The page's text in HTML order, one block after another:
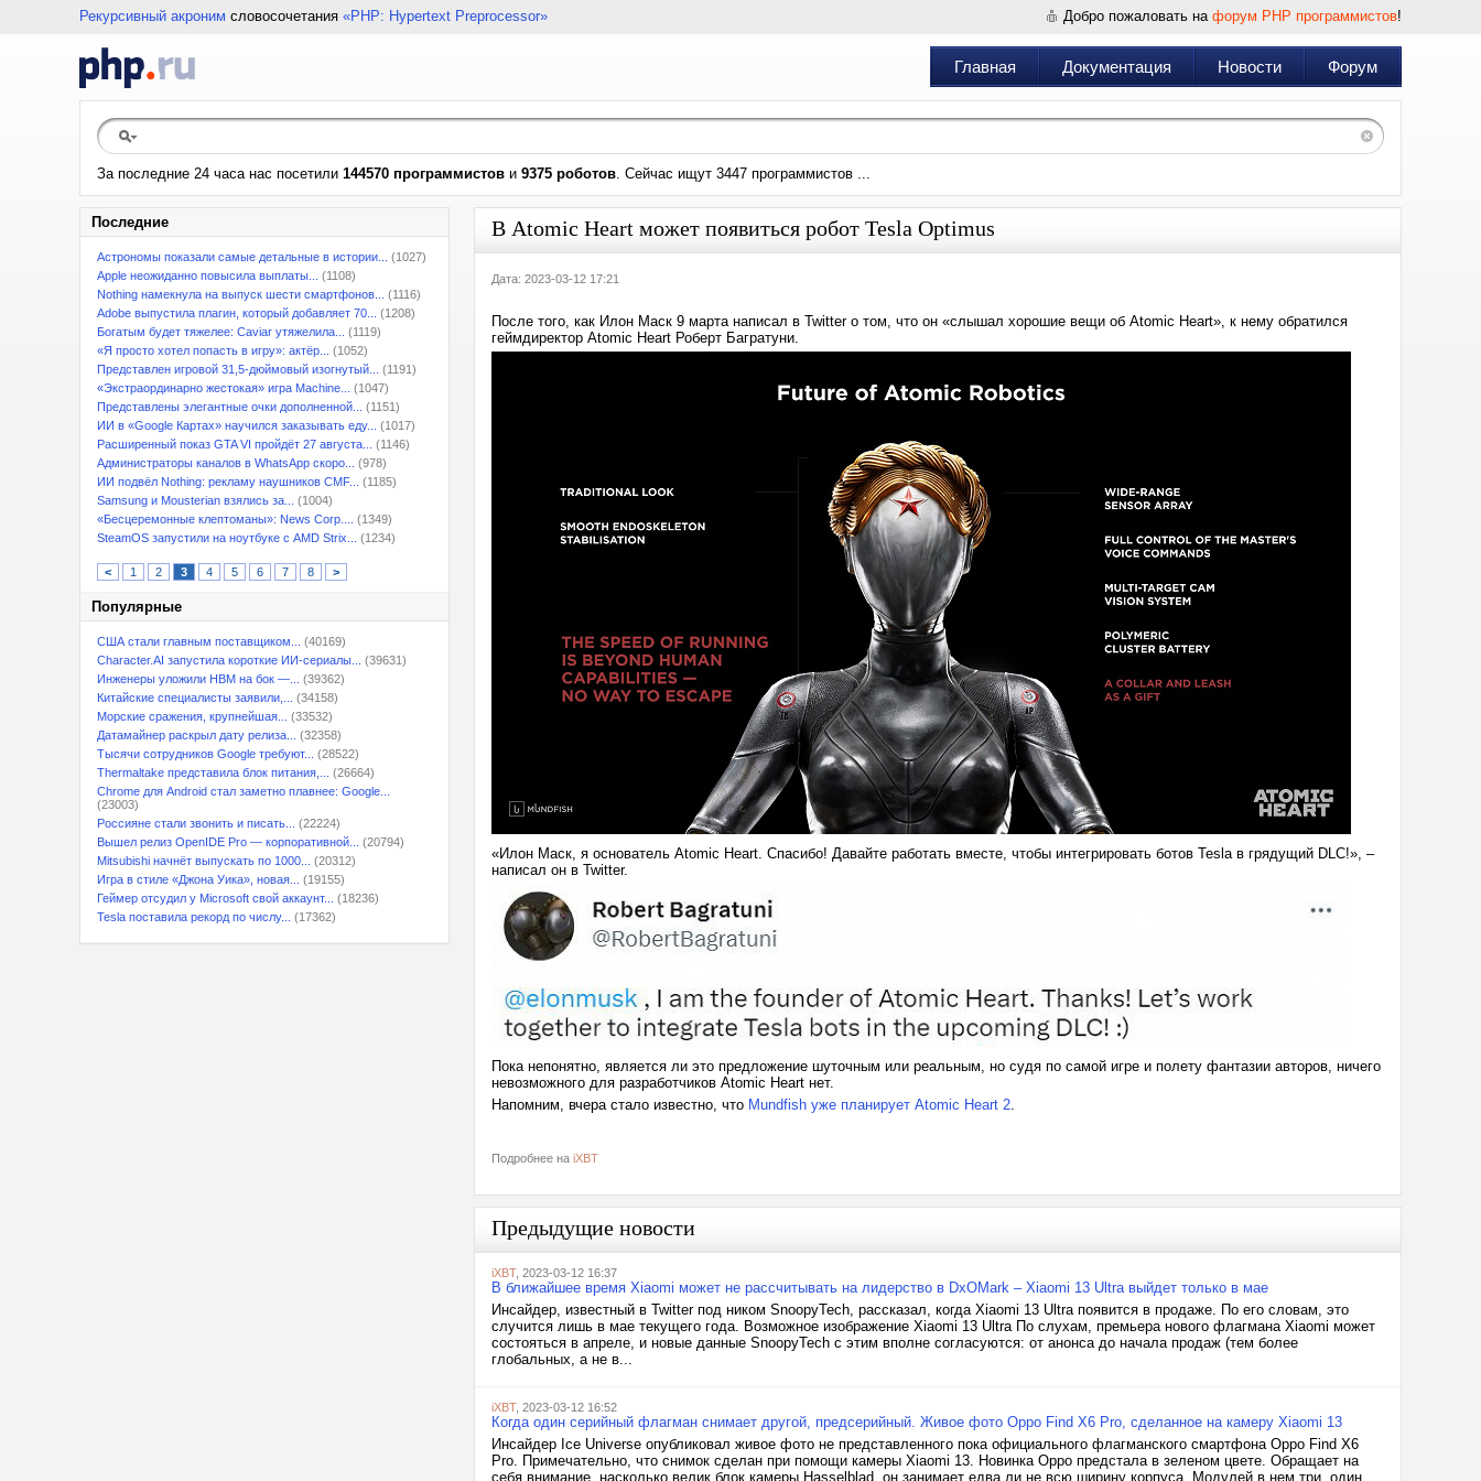
Рекурсивный акроним словосочетания «PHP: Hypertext Preprocessor» Добро пожаловать на форум PHP программистов!
Главная Документация Новости Форум
За последние 24 часа нас посетили 144570 программистов и 9375 роботов. Сейчас ищут 3447 программистов ...
Последние
Астрономы показали самые детальные в истории...
(1027)
Apple неожиданно повысила выплаты...
(1108)
Nothing намекнула на выпуск шести смартфонов...
(1116)
Adobe выпустила плагин, который добавляет 70...
(1208)
Богатым будет тяжелее: Caviar утяжелила...
(1119)
«Я просто хотел попасть в игру»: актёр...
(1052)
Представлен игровой 31,5-дюймовый изогнутый...
(1191)
«Экстраординарно жестокая» игра Machine...
(1047)
Представлены элегантные очки дополненной...
(1151)
ИИ в «Google Картах» научился заказывать еду...
(1017)
Расширенный показ GTA VI пройдёт 27 августа...
(1146)
Администраторы каналов в WhatsApp скоро...
(978)
ИИ подвёл Nothing: рекламу наушников CMF...
(1185)
Samsung и Mousterian взялись за...
(1004)
«Бесцеремонные клептоманы»: News Corp....
(1349)
SteamOS запустили на ноутбуке с AMD Strix...
(1234)
< 1 2 3 4 5 6 7 8 >
Популярные
США стали главным поставщиком...
(40169)
Character.AI запустила короткие ИИ-сериалы...
(39631)
Инженеры уложили HBM на бок —...
(39362)
Китайские специалисты заявили,...
(34158)
Морские сражения, крупнейшая...
(33532)
Датамайнер раскрыл дату релиза...
(32358)
Тысячи сотрудников Google требуют...
(28522)
Thermaltake представила блок питания,...
(26664)
Chrome для Android стал заметно плавнее: Google...
(23003)
Россияне стали звонить и писать...
(22224)
Вышел релиз OpenIDE Pro — корпоративной...
(20794)
Mitsubishi начнёт выпускать по 1000...
(20312)
Игра в стиле «Джона Уика», новая...
(19155)
Геймер отсудил у Microsoft свой аккаунт...
(18236)
Tesla поставила рекорд по числу...
(17362)
В Atomic Heart может появиться робот Tesla Optimus
Дата: 2023-03-12 17:21
После того, как Илон Маск 9 марта написал в Twitter о том, что он «слышал хорошие вещи об Atomic Heart», к нему обратился
геймдиректор Atomic Heart Роберт Багратуни.
«Илон Маск, я основатель Atomic Heart. Спасибо! Давайте работать вместе, чтобы интегрировать ботов Tesla в грядущий DLC!», –
написал он в Twitter.
Пока непонятно, является ли это предложение шуточным или реальным, но судя по самой игре и полету фантазии авторов, ничего
невозможного для разработчиков Atomic Heart нет.
Напомним, вчера стало известно, что Mundfish уже планирует Atomic Heart 2.
Подробнее на iXBT
Предыдущие новости
iXBT, 2023-03-12 16:37
В ближайшее время Xiaomi может не рассчитывать на лидерство в DxOMark – Xiaomi 13 Ultra выйдет только в мае
Инсайдер, известный в Twitter под ником SnoopyTech, рассказал, когда Xiaomi 13 Ultra появится в продаже. По его словам, это
случится лишь в мае текущего года. Возможное изображение Xiaomi 13 Ultra По слухам, премьера нового флагмана Xiaomi может
состояться в апреле, и новые данные SnoopyTech с этим вполне согласуются: от анонса до начала продаж (тем более
глобальных, а не в...
iXBT, 2023-03-12 16:52
Когда один серийный флагман снимает другой, предсерийный. Живое фото Oppo Find X6 Pro, сделанное на камеру Xiaomi 13
Инсайдер Ice Universe опубликовал живое фото не представленного пока официального флагманского смартфона Oppo Find X6
Pro. Примечательно, что снимок сделан при помощи камеры Xiaomi 13. Новинка Oppo предстала в зеленом цвете. Обращает на
себя внимание, насколько велик блок камеры Hasselblad, он занимает едва ли не всю ширину корпуса. Модулей в нем три, один